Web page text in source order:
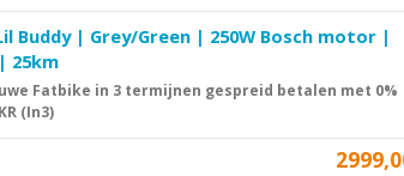
Buddy | Grey/Green | 250W Bosch motor |
25km
Fatbike in 3 termijnen gespreid betalen met 0%
(In3)